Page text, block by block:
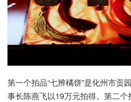
第一个拍品“七辨橘饼”是化州市贡
事长陈燕飞以19万元拍得。第二个